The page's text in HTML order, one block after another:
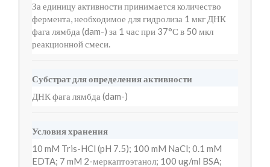
За единицу активности принимается количество
фермента, необходимое для гидролиза 1 мкг ДНК
фага лямбда (dam-) за 1 час при 37°С в 50 мкл
реакционной смеси.
Субстрат для определения активности
ДНК фага лямбда (dam-)
Условия хранения
10 mM Tris-HCl (pH 7.5); 100 mM NaCl; 0.1 mM
EDTA; 7 mM 2-меркаптоэтанол; 100 ug/ml BSA;